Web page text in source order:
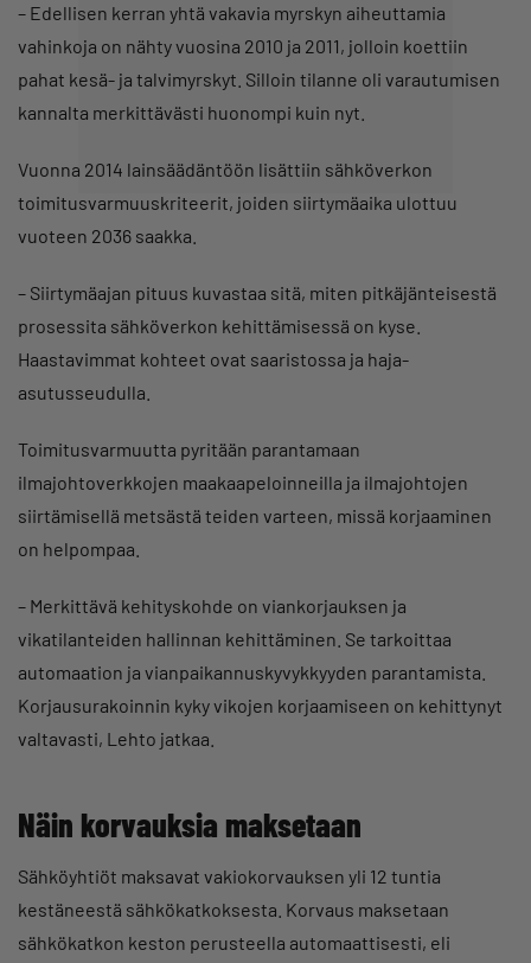
– Edellisen kerran yhtä vakavia myrskyn aiheuttamia
vahinkoja on nähty vuosina 2010 ja 2011, jolloin koettiin
pahat kesä- ja talvimyrskyt. Silloin tilanne oli varautumisen
kannalta merkittävästi huonompi kuin nyt.
Vuonna 2014 lainsäädäntöön lisättiin sähköverkon
toimitusvarmuuskriteerit, joiden siirtymäaika ulottuu
vuoteen 2036 saakka.
– Siirtymäajan pituus kuvastaa sitä, miten pitkäjänteisestä
prosessita sähköverkon kehittämisessä on kyse.
Haastavimmat kohteet ovat saaristossa ja haja-
asutusseudulla.
Toimitusvarmuutta pyritään parantamaan
ilmajohtoverkkojen maakaapeloinneilla ja ilmajohtojen
siirtämisellä metsästä teiden varteen, missä korjaaminen
on helpompaa.
– Merkittävä kehityskohde on viankorjauksen ja
vikatilanteiden hallinnan kehittäminen. Se tarkoittaa
automaation ja vianpaikannuskyvykkyyden parantamista.
Korjausurakoinnin kyky vikojen korjaamiseen on kehittynyt
valtavasti, Lehto jatkaa.
Näin korvauksia maksetaan
Sähköyhtiöt maksavat vakiokorvauksen yli 12 tuntia
kestäneestä sähkökatkoksesta. Korvaus maksetaan
sähkökatkon keston perusteella automaattisesti, eli